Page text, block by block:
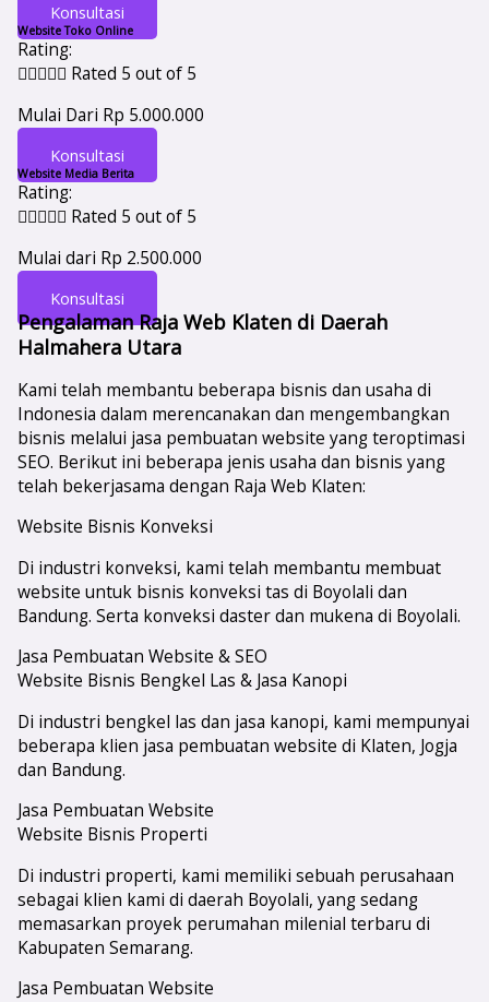
Konsultasi
Website Toko Online
Rating:
 Rated 5 out of 5
Mulai Dari Rp 5.000.000
Konsultasi
Website Media Berita
Rating:
 Rated 5 out of 5
Mulai dari Rp 2.500.000
Konsultasi
Pengalaman Raja Web Klaten di Daerah
Halmahera Utara
Kami telah membantu beberapa bisnis dan usaha di
Indonesia dalam merencanakan dan mengembangkan
bisnis melalui jasa pembuatan website yang teroptimasi
SEO. Berikut ini beberapa jenis usaha dan bisnis yang
telah bekerjasama dengan Raja Web Klaten:
Website Bisnis Konveksi
Di industri konveksi, kami telah membantu membuat
website untuk bisnis konveksi tas di Boyolali dan
Bandung. Serta konveksi daster dan mukena di Boyolali.
Jasa Pembuatan Website & SEO
Website Bisnis Bengkel Las & Jasa Kanopi
Di industri bengkel las dan jasa kanopi, kami mempunyai
beberapa klien jasa pembuatan website di Klaten, Jogja
dan Bandung.
Jasa Pembuatan Website
Website Bisnis Properti
Di industri properti, kami memiliki sebuah perusahaan
sebagai klien kami di daerah Boyolali, yang sedang
memasarkan proyek perumahan milenial terbaru di
Kabupaten Semarang.
Jasa Pembuatan Website